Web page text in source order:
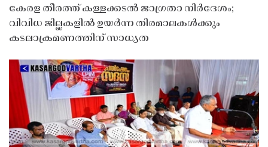
കേരള തീരത്ത് കള്ളക്കടൽ ജാഗ്രതാ നിർദേശം;
വിവിധ ജില്ലകളിൽ ഉയർന്ന തിരമാലകൾക്കും
കടലാക്രമണത്തിന് സാധ്യത